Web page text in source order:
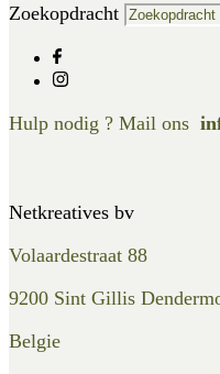
Zoekopdracht
Hulp nodig ? Mail ons
Netkreatives bv
Volaardestraat 88
9200 Sint Gillis
Belgie